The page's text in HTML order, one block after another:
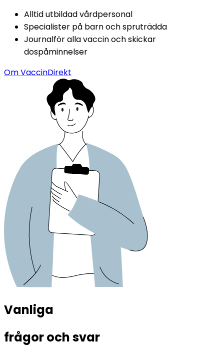
Alltid utbildad vårdpersonal
Specialister på barn och spruträdda
Journalför alla vaccin och skickar
dospåminnelser
Om VaccinDirekt
Vanliga
frågor och svar